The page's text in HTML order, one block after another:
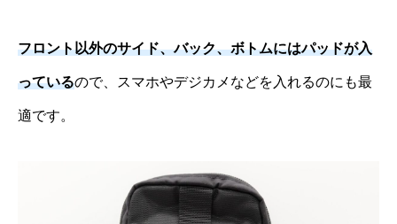
フロント以外のサイド、バック、ボトムにはパッドが入
っているので、スマホやデジカメなどを入れるのにも最
適です。